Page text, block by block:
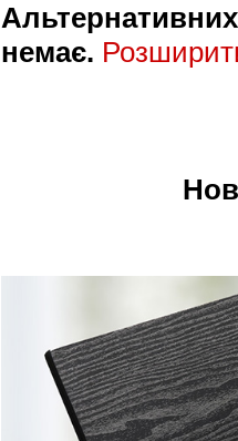
Альтернативних
немає.